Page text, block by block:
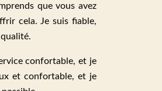
que vous avez
cela. Je suis fiable,
confortable, et je
et confortable, et je